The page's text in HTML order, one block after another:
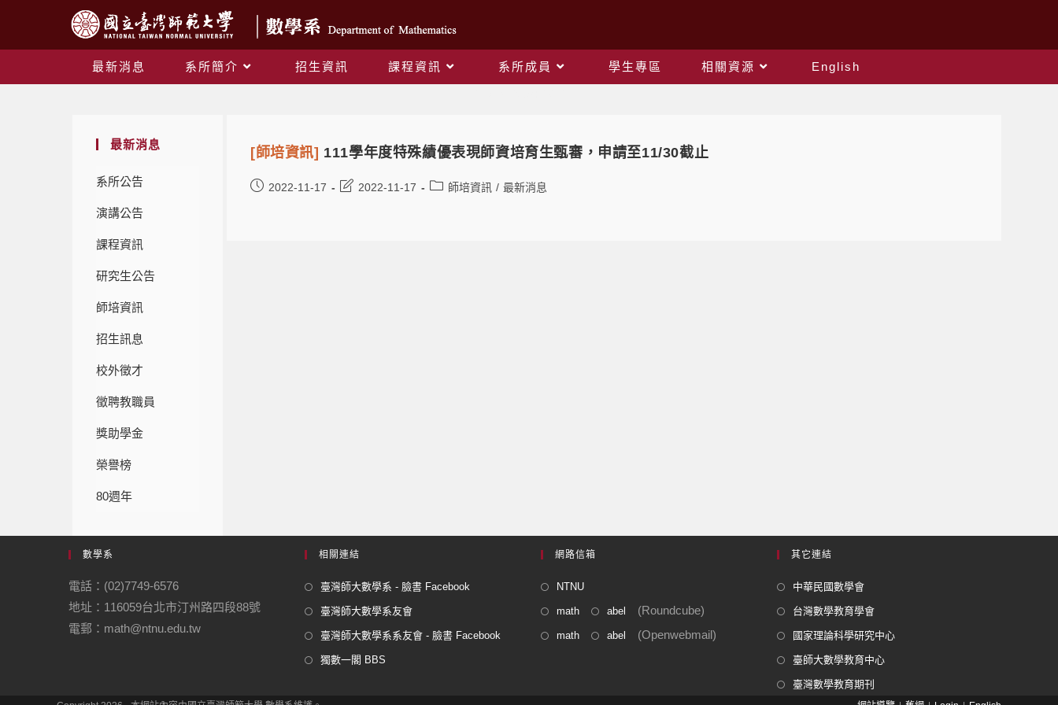
最新消息 系所簡介 招生資訊 課程資訊 系所成員 學生專區 相關資源
English
最新消息
系所公告
演講公告
課程資訊
研究生公告
師培資訊
招生訊息
校外徵才
徵聘教職員
獎助學金
榮譽榜
80週年
[師培資訊] 111學年度特殊績優表現師資培育生甄審，申請至11/30截止
2022-11-17 2022-11-17 師培資訊 / 最新消息
數學系
電話：(02)7749-6576
地址：116059台北市汀州路四段88號
電郵：math@ntnu.edu.tw
相關連結
臺灣師大數學系 - 臉書 Facebook
臺灣師大數學系友會
臺灣師大數學系系友會 - 臉書 Facebook
獨數一閣 BBS
網路信箱
NTNU
math abel (Roundcube)
math abel (Openwebmail)
其它連結
中華民國數學會
台灣數學教育學會
國家理論科學研究中心
臺師大數學教育中心
臺灣數學教育期刊